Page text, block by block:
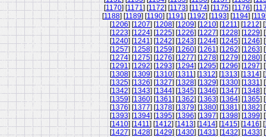
[1170] [1171] [1172] [1173] [1174] [1175] [1176] [
[1188] [1189] [1190] [1191] [1192] [1193] [1194] [
[1206] [1207] [1208] [1209] [1210] [1211] [1212] [
[1223] [1224] [1225] [1226] [1227] [1228] [1229] [
[1240] [1241] [1242] [1243] [1244] [1245] [1246] [
[1257] [1258] [1259] [1260] [1261] [1262] [1263] [
[1274] [1275] [1276] [1277] [1278] [1279] [1280] [
[1291] [1292] [1293] [1294] [1295] [1296] [1297] [
[1308] [1309] [1310] [1311] [1312] [1313] [1314] [
[1325] [1326] [1327] [1328] [1329] [1330] [1331] [
[1342] [1343] [1344] [1345] [1346] [1347] [1348] [
[1359] [1360] [1361] [1362] [1363] [1364] [1365] [
[1376] [1377] [1378] [1379] [1380] [1381] [1382] [
[1393] [1394] [1395] [1396] [1397] [1398] [1399] [
[1410] [1411] [1412] [1413] [1414] [1415] [1416] [
[1427] [1428] [1429] [1430] [1431] [1432] [1433] [